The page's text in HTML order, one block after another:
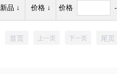
新品 ↓ 价格 ↓ 价格 -
首页 上一页 下一页 尾页